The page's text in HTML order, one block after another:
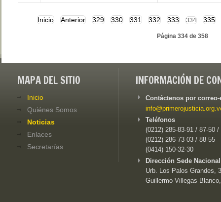
Inicio Anterior 329 330 331 332 333 334 335
Página 334 de 358
MAPA DEL SITIO
Inicio
Quiénes Somos
Noticias
Enlaces
Secretarías
INFORMACIÓN DE
Contáctenos por
Teléfonos
(0212) 285-83-91 / 87-50 /
(0212) 286-73-03 / 88-55
(0414) 150-32-30
Dirección Sede
Urb. Los Palos Grandes,
Guillermo Villegas